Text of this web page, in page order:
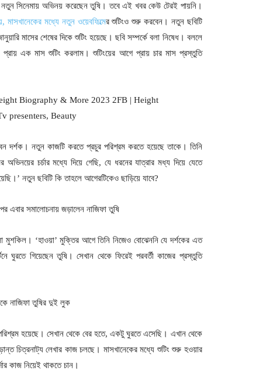
সিনেমায় অভিনয় করেছেন তুষি। তবে এই খবর কেউ টেরই পায়নি।
মধ্যে নতুন ওয়েবফিল্মের শুটিংও শুরু করবেন। নতুন ছবিটি
মাসের শেষের দিকে শুটিং হয়েছে। ছবি সম্পর্কে বলা নিষেধ। বললে
এক মাস শুটিং করলাম। শুটিংয়ের আগে প্রায় চার মাস প্রস্তুতি
দর্শক। নতুন কাজটি করতে প্রচুর পরিশ্রম করতে হয়েছে তাকে। তিনি
অভিনয়ের চর্চার মধ্যে দিয়ে গেছি, যে ধরনের যাত্রার মধ্য দিয়ে যেতে
নতুন ছবিটি কি তাহলে আগেরটিকেও ছাড়িয়ে যাবে?
‘হাওয়া’ মুক্তির আগে তিনি নিজেও বোঝেননি যে দর্শকের এত
ঘুরতে গিয়েছেন তুষি। সেখান থেকে ফিরেই পরবর্তী কাজের প্রস্তুতি
হয়েছে। সেখান থেকে বের হতে, একটু ঘুরতে এসেছি। এখান থেকে
চিত্রনাট্য লেখার কাজ চলছে। মাসখানেকের মধ্যে শুটিং শুরু হওয়ার
কাজ নিয়েই থাকতে চান।